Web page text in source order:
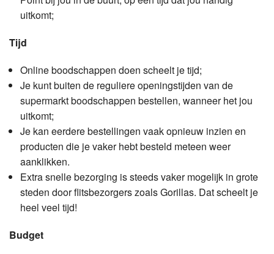
uitkomt;
Tijd
Online boodschappen doen scheelt je tijd;
Je kunt buiten de reguliere openingstijden van de
supermarkt boodschappen bestellen, wanneer het jou
uitkomt;
Je kan eerdere bestellingen vaak opnieuw inzien en
producten die je vaker hebt besteld meteen weer
aanklikken.
Extra snelle bezorging is steeds vaker mogelijk in grote
steden door flitsbezorgers zoals Gorillas. Dat scheelt je
heel veel tijd!
Budget